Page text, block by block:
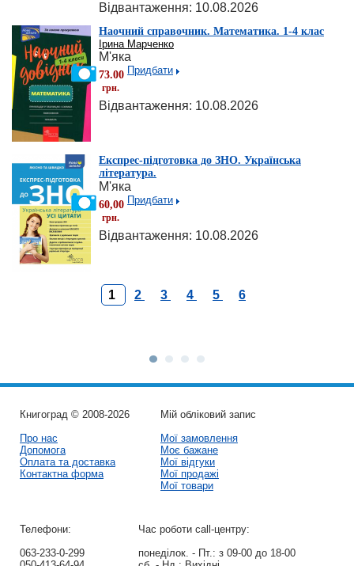
Відвантаження: 10.08.2026
Наочний справочник. Математика. 1-4 клас
Ірина Марченко
М'яка
73.00
грн.
Придбати
Відвантаження: 10.08.2026
Експрес-підготовка до ЗНО. Українська
література.
М'яка
60,00
грн.
Придбати
Відвантаження: 10.08.2026
1 2 3 4 5 6
Книгоград © 2008-2026
Про нас
Допомога
Оплата та доставка
Контактна форма
Мій обліковий запис
Мої замовлення
Моє бажане
Мої відгуки
Мої продажі
Мої товари
Телефони:
063-233-0-299
Час роботи call-центру:
понеділок. - Пт.: з 09-00 до 18-00